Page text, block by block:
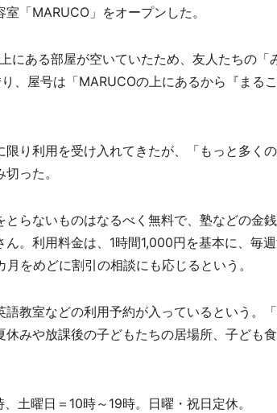
「MARUCO」をオープンした。
にある部屋が空いていたため、友人たちの「
、屋号は「MARUCOの上にあるから『まる
り利用を受け入れてきたが、「もっと多く
った。
らないものはなるべく無料で、塾などの金
。利用料金は、1時間1,000円を基本に、毎
をめどに割引の相談にも応じるという。
教室などの利用予約が入っているという。
みや放課後の子どもたちの居場所、子ども
土曜日＝10時～19時。日曜・祝日定休。